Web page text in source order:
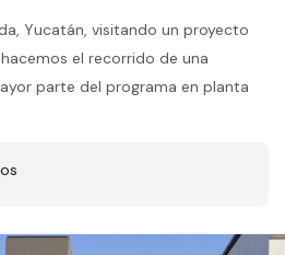
Yucatán, visitando un proyecto
el recorrido de una
parte del programa en planta
continua hacia los diferentes